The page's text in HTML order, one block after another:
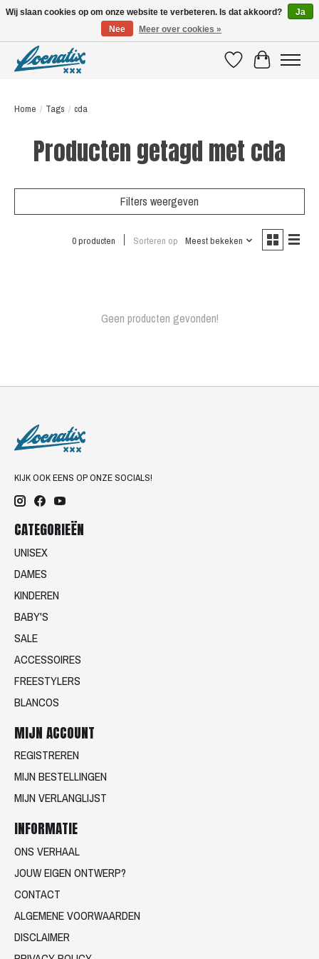
VerlanglijstWinkelwagen
Home / Tags / cda
Producten getagd met cda
Filters weergeven
0 producten Sorteren op Meest bekeken
Geen producten gevonden!
KIJK OOK EENS OP ONZE SOCIALS!
CATEGORIEËN
UNISEX
DAMES
KINDEREN
BABY'S
SALE
ACCESSOIRES
FREESTYLERS
BLANCOS
MIJN ACCOUNT
REGISTREREN
MIJN BESTELLINGEN
MIJN VERLANGLIJST
INFORMATIE
ONS VERHAAL
JOUW EIGEN ONTWERP?
CONTACT
ALGEMENE VOORWAARDEN
DISCLAIMER
Wij slaan cookies op om onze website te verbeteren. Is dat akkoord?
Ja
Nee
Meer over cookies »